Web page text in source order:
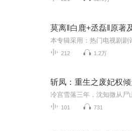
212 1.2万
101 731